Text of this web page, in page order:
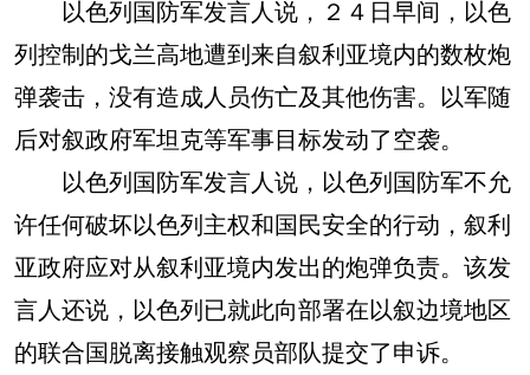
以色列国防军发言人说，２４日早间，以色
列控制的戈兰高地遭到来自叙利亚境内的数枚炮
弹袭击，没有造成人员伤亡及其他伤害。以军随
后对叙政府军坦克等军事目标发动了空袭。
以色列国防军发言人说，以色列国防军不允
许任何破坏以色列主权和国民安全的行动，叙利
亚政府应对从叙利亚境内发出的炮弹负责。该发
言人还说，以色列已就此向部署在以叙边境地区
的联合国脱离接触观察员部队提交了申诉。